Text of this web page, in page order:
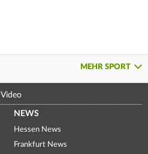
MEHR SPORT
Video
NEWS
Hessen News
Frankfurt News